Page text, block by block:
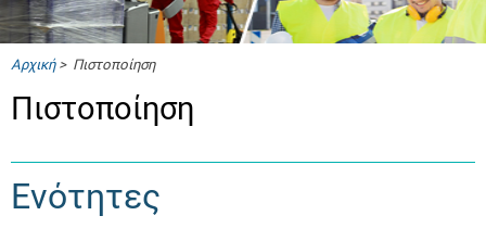
Αρχική> Πιστοποίηση
Πιστοποίηση
Ενότητες